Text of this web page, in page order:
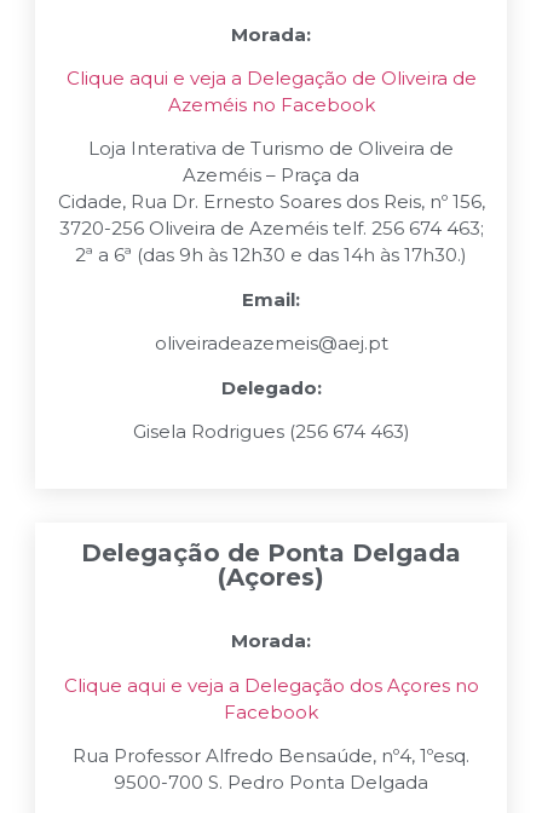
Morada:
Clique aqui e veja a Delegação de Oliveira de
Azeméis no Facebook
Loja Interativa de Turismo de Oliveira de
Azeméis – Praça da
Cidade, Rua Dr. Ernesto Soares dos Reis, nº 156,
3720-256 Oliveira de Azeméis telf. 256 674 463;
2ª a 6ª (das 9h às 12h30 e das 14h às 17h30.)
Email:
oliveiradeazemeis@aej.pt
Delegado:
Gisela Rodrigues (256 674 463)
Delegação de Ponta Delgada
(Açores)
Morada:
Clique aqui e veja a Delegação dos Açores no
Facebook
Rua Professor Alfredo Bensaúde, nº4, 1ºesq.
9500-700 S. Pedro Ponta Delgada